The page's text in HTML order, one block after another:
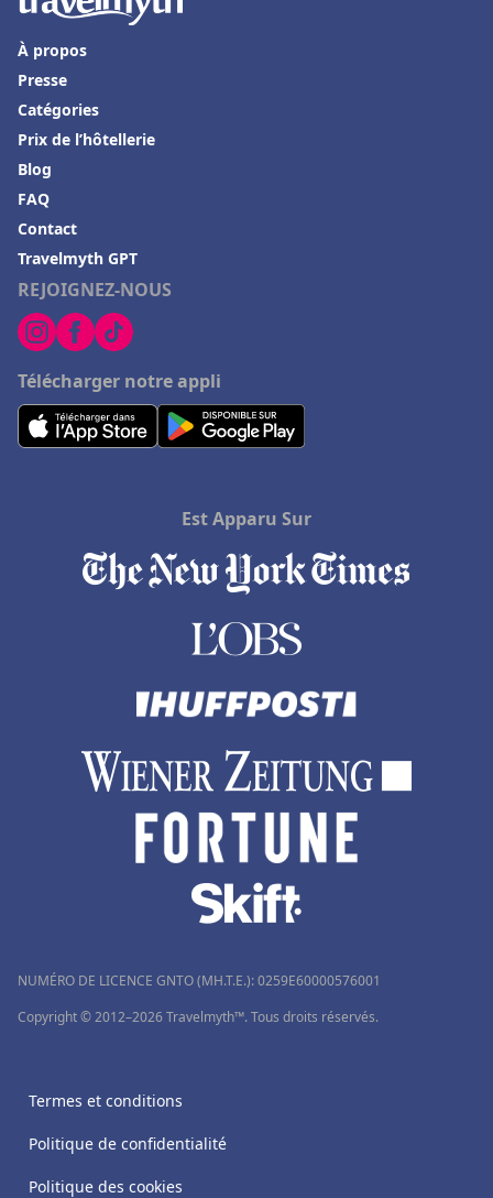
REJOIGNEZ-NOUS
Télécharger notre appli
À propos
Presse
Catégories
Prix de l’hôtellerie
Blog
FAQ
Contact
Travelmyth GPT
Est Apparu Sur
NUMÉRO DE LICENCE GNTO (MH.T.E.): 0259Ε60000576001
Copyright © 2012–2026 Travelmyth™. Tous droits réservés.
Termes et conditions
Politique de confidentialité
Politique des cookies